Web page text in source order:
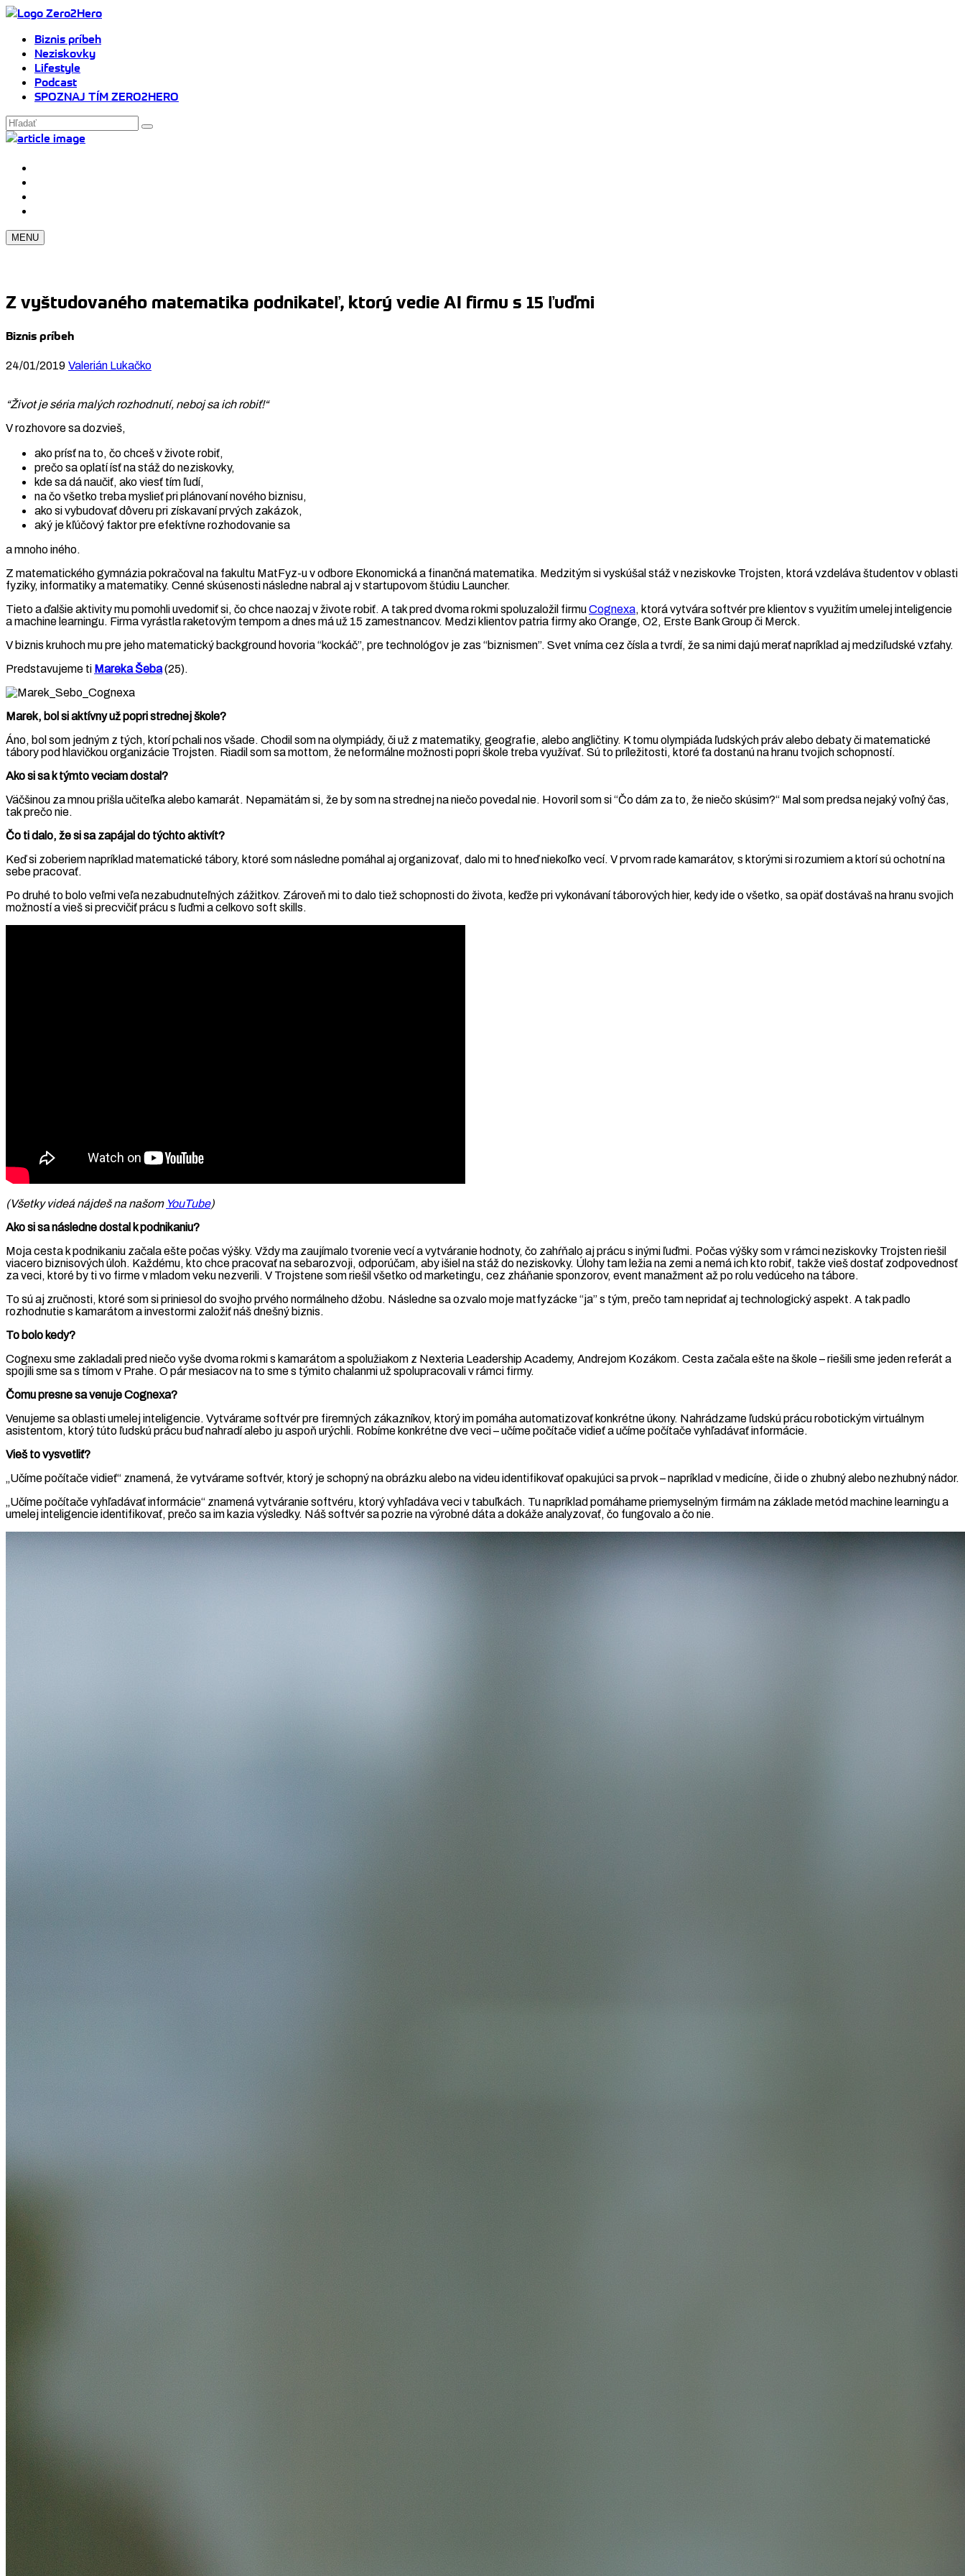
Biznis príbeh
Neziskovky
Lifestyle
Podcast
SPOZNAJ TÍM ZERO2HERO
MENU
Z vyštudovaného matematika podnikateľ, ktorý vedie AI firmu s 15 ľuďmi
Biznis príbeh
24/01/2019 Valerián Lukačko
“Život je séria malých rozhodnutí, neboj sa ich robiť!“
V rozhovore sa dozvieš,
ako prísť na to, čo chceš v živote robiť,
prečo sa oplatí ísť na stáž do neziskovky,
kde sa dá naučiť, ako viesť tím ľudí,
na čo všetko treba myslieť pri plánovaní nového biznisu,
ako si vybudovať dôveru pri získavaní prvých zakázok,
aký je kľúčový faktor pre efektívne rozhodovanie sa
a mnoho iného.
Z matematického gymnázia pokračoval na fakultu MatFyz-u v odbore Ekonomická a finančná matematika. Medzitým si vyskúšal stáž v neziskovke Trojsten, ktorá vzdeláva študentov v oblasti
fyziky, informatiky a matematiky. Cenné skúsenosti následne nabral aj v startupovom štúdiu Launcher.
Tieto a ďalšie aktivity mu pomohli uvedomiť si, čo chce naozaj v živote robiť. A tak pred dvoma rokmi spoluzaložil firmuCognexa, ktorá vytvára softvér pre klientov s využitím umelej inteligencie
a machine learningu. Firma vyrástla raketovým tempom a dnes má už 15 zamestnancov. Medzi klientov patria firmy ako Orange, O2, Erste Bank Group či Merck.
V biznis kruhoch mu pre jeho matematický background hovoria “kockáč”, pre technológov je zas “biznismen”. Svet vníma cez čísla a tvrdí, že sa nimi dajú merať napríklad aj medziľudské vzťahy.
Predstavujeme ti Mareka Šeba(25).
Marek, bol si aktívny už popri strednej škole?
Áno, bol som jedným z tých, ktorí pchali nos všade. Chodil som na olympiády, či už z matematiky, geografie, alebo angličtiny. K tomu olympiáda ľudských práv alebo debaty či matematické
tábory pod hlavičkou organizácie Trojsten. Riadil som sa mottom, že neformálne možnosti popri škole treba využívať. Sú to príležitosti, ktoré ťa dostanú na hranu tvojich schopností.
Ako si sa k týmto veciam dostal?
Väčšinou za mnou prišla učiteľka alebo kamarát. Nepamätám si, že by som na strednej na niečo povedal nie. Hovoril som si “Čo dám za to, že niečo skúsim?“ Mal som predsa nejaký voľný čas,
tak prečo nie.
Čo ti dalo, že si sa zapájal do týchto aktivít?
Keď si zoberiem napríklad matematické tábory, ktoré som následne pomáhal aj organizovať, dalo mi to hneď niekoľko vecí. V prvom rade kamarátov, s ktorými si rozumiem a ktorí sú ochotní na
sebe pracovať.
Po druhé to bolo veľmi veľa nezabudnuteľných zážitkov. Zároveň mi to dalo tiež schopnosti do života, keďže pri vykonávaní táborových hier, kedy ide o všetko, sa opäť dostávaš na hranu svojich
možností a vieš si precvičiť prácu s ľuďmi a celkovo soft skills.
(Všetky videá nájdeš na našom YouTube)
Ako si sa následne dostal k podnikaniu?
Moja cesta k podnikaniu začala ešte počas výšky. Vždy ma zaujímalo tvorenie vecí a vytváranie hodnoty, čo zahŕňalo aj prácu s inými ľuďmi. Počas výšky som v rámci neziskovky Trojsten riešil
viacero biznisových úloh. Každému, kto chce pracovať na sebarozvoji, odporúčam, aby išiel na stáž do neziskovky. Úlohy tam ležia na zemi a nemá ich kto robiť, takže vieš dostať zodpovednosť
za veci, ktoré by ti vo firme v mladom veku nezverili. V Trojstene som riešil všetko od marketingu, cez zháňanie sponzorov, event manažment až po rolu vedúceho na tábore.
To sú aj zručnosti, ktoré som si priniesol do svojho prvého normálneho džobu. Následne sa ozvalo moje matfyzácke “ja” s tým, prečo tam nepridať aj technologický aspekt. A tak padlo
rozhodnutie s kamarátom a investormi založiť náš dnešný biznis.
To bolo kedy?
Cognexu sme zakladali pred niečo vyše dvoma rokmi s kamarátom a spolužiakom z Nexteria Leadership Academy, Andrejom Kozákom. Cesta začala ešte na škole – riešili sme jeden referát a
spojili sme sa s tímom v Prahe. O pár mesiacov na to sme s týmito chalanmi už spolupracovali v rámci firmy.
Čomu presne sa venuje Cognexa?
Venujeme sa oblasti umelej inteligencie. Vytvárame softvér pre firemných zákazníkov, ktorý im pomáha automatizovať konkrétne úkony. Nahrádzame ľudskú prácu robotickým virtuálnym
asistentom, ktorý túto ľudskú prácu buď nahradí alebo ju aspoň urýchli. Robíme konkrétne dve veci – učíme počítače vidieť a učíme počítače vyhľadávať informácie.
Vieš to vysvetliť?
„Učíme počítače vidieť“ znamená, že vytvárame softvér, ktorý je schopný na obrázku alebo na videu identifikovať opakujúci sa prvok – napríklad v medicíne, či ide o zhubný alebo nezhubný nádor.
„Učíme počítače vyhľadávať informácie“ znamená vytváranie softvéru, ktorý vyhľadáva veci v tabuľkách. Tu napríklad pomáhame priemyselným firmám na základe metód machine learningu a
umelej inteligencie identifikovať, prečo sa im kazia výsledky. Náš softvér sa pozrie na výrobné dáta a dokáže analyzovať, čo fungovalo a čo nie.